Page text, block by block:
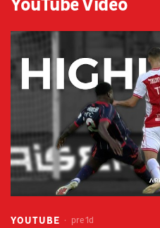
YouTube Video
YOUTUBE pre 1d